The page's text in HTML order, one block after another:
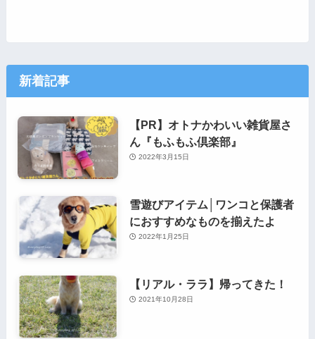
新着記事
【PR】オトナかわいい雑貨屋さ
ん『もふもふ倶楽部』
2022年3月15日
雪遊びアイテム│ワンコと保護者
におすすめなものを揃えたよ
2022年1月25日
【リアル・ララ】帰ってきた！
2021年10月28日